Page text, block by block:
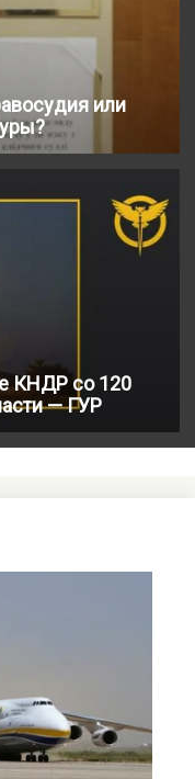
или
КНДР со 120
— ГУР